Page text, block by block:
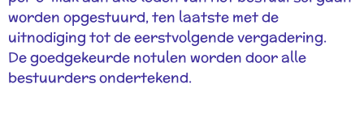
worden opgestuurd, ten laatste met de
uitnodiging tot de eerstvolgende vergadering.
De goedgekeurde notulen worden door alle
bestuurders ondertekend.